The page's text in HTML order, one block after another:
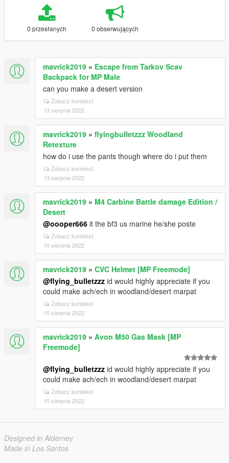
0 przesłanych 0 obserwujących
mavrick2019 » Escape from Tarkov Scav
Backpack for MP Male
can you make a desert version
Zobacz kontekst
13 sierpnia 2022
mavrick2019 » flyingbulletzzz Woodland
Retexture
how do i use the pants though where do i put them
Zobacz kontekst
13 sierpnia 2022
mavrick2019 » M4 Carbine Battle damage Edition /
Desert
@oooper666 it the bf3 us marine he/she poste
Zobacz kontekst
10 sierpnia 2022
mavrick2019 » CVC Helmet [MP Freemode]
@flying_bulletzzz id would highly appreciate if you
could make ach/ech in woodland/desert marpat
Zobacz kontekst
10 sierpnia 2022
mavrick2019 » Avon M50 Gas Mask [MP
Freemode]
@flying_bulletzzz id would highly appreciate if you
could make ach/ech in woodland/desert marpat
Zobacz kontekst
10 sierpnia 2022
Designed in Alderney
Made in Los Santos